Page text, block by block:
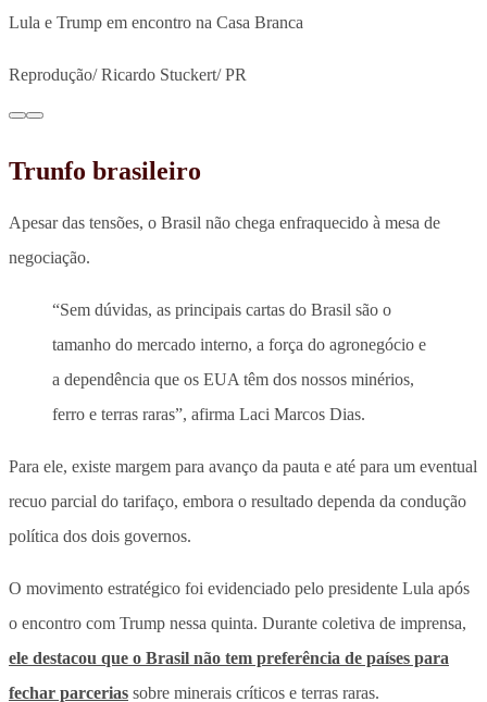
Lula e Trump em encontro na Casa Branca
Reprodução/ Ricardo Stuckert/ PR
Trunfo brasileiro
Apesar das tensões, o Brasil não chega enfraquecido à mesa de
negociação.
“Sem dúvidas, as principais cartas do Brasil são o
tamanho do mercado interno, a força do agronegócio e
a dependência que os EUA têm dos nossos minérios,
ferro e terras raras”, afirma Laci Marcos Dias.
Para ele, existe margem para avanço da pauta e até para um eventual
recuo parcial do tarifaço, embora o resultado dependa da condução
política dos dois governos.
O movimento estratégico foi evidenciado pelo presidente Lula após
o encontro com Trump nessa quinta. Durante coletiva de imprensa,
ele destacou que o Brasil não tem preferência de países para
fechar parcerias sobre minerais críticos e terras raras.